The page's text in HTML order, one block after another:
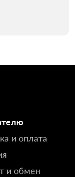
и оплата
и обмен